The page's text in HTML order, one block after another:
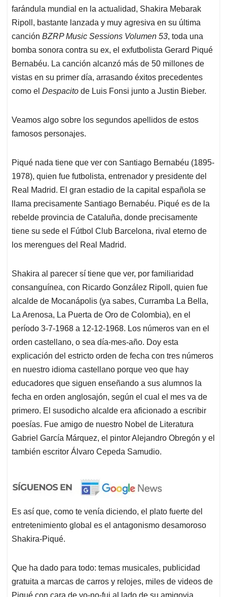
farándula mundial en la actualidad, Shakira Mebarak
Ripoll, bastante lanzada y muy agresiva en su última
canción BZRP Music Sessions Volumen 53, toda una
bomba sonora contra su ex, el exfutbolista Gerard Piqué
Bernabéu. La canción alcanzó más de 50 millones de
vistas en su primer día, arrasando éxitos precedentes
como el Despacito de Luis Fonsi junto a Justin Bieber.
Veamos algo sobre los segundos apellidos de estos
famosos personajes.
Piqué nada tiene que ver con Santiago Bernabéu (1895-
1978), quien fue futbolista, entrenador y presidente del
Real Madrid. El gran estadio de la capital española se
llama precisamente Santiago Bernabéu. Piqué es de la
rebelde provincia de Cataluña, donde precisamente
tiene su sede el Fútbol Club Barcelona, rival eterno de
los merengues del Real Madrid.
Shakira al parecer sí tiene que ver, por familiaridad
consanguínea, con Ricardo González Ripoll, quien fue
alcalde de Mocanápolis (ya sabes, Curramba La Bella,
La Arenosa, La Puerta de Oro de Colombia), en el
período 3-7-1968 a 12-12-1968. Los números van en el
orden castellano, o sea día-mes-año. Doy esta
explicación del estricto orden de fecha con tres números
en nuestro idioma castellano porque veo que hay
educadores que siguen enseñando a sus alumnos la
fecha en orden anglosajón, según el cual el mes va de
primero. El susodicho alcalde era aficionado a escribir
poesías. Fue amigo de nuestro Nobel de Literatura
Gabriel García Márquez, el pintor Alejandro Obregón y el
también escritor Álvaro Cepeda Samudio.
Es así que, como te venía diciendo, el plato fuerte del
entretenimiento global es el antagonismo desamoroso
Shakira-Piqué.
Que ha dado para todo: temas musicales, publicidad
gratuita a marcas de carros y relojes, miles de videos de
Piqué con cara de yo-no-fui al lado de su amigovia,